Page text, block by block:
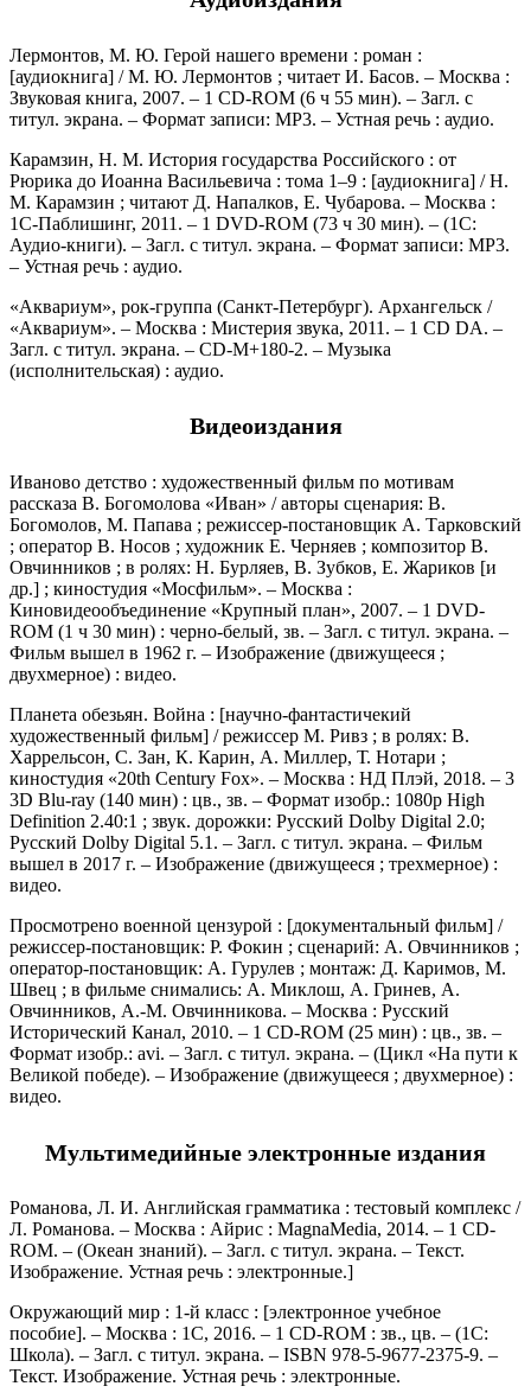
Лермонтов, М. Ю. Герой нашего времени : роман :
[аудиокнига] / М. Ю. Лермонтов ; читает И. Басов. – Москва :
Звуковая книга, 2007. – 1 CD-ROM (6 ч 55 мин). – Загл. с
титул. экрана. – Формат записи: MP3. – Устная речь : аудио.
Карамзин, Н. М. История государства Российского : от
Рюрика до Иоанна Васильевича : тома 1–9 : [аудиокнига] / Н.
М. Карамзин ; читают Д. Напалков, Е. Чубарова. – Москва :
1С-Паблишинг, 2011. – 1 DVD-ROM (73 ч 30 мин). – (1С:
Аудио-книги). – Загл. с титул. экрана. – Формат записи: MP3.
– Устная речь : аудио.
«Аквариум», рок-группа (Санкт-Петербург). Архангельск /
«Аквариум». – Москва : Мистерия звука, 2011. – 1 СD DA. –
Загл. с титул. экрана. – CD-M+180-2. – Музыка
(исполнительская) : аудио.
Видеоиздания
Иваново детство : художественный фильм по мотивам
рассказа В. Богомолова «Иван» / авторы сценария: В.
Богомолов, М. Папава ; режиссер-постановщик А. Тарковский
; оператор В. Носов ; художник Е. Черняев ; композитор В.
Овчинников ; в ролях: Н. Бурляев, В. Зубков, Е. Жариков [и
др.] ; киностудия «Мосфильм». – Москва :
Киновидеообъединение «Крупный план», 2007. – 1 DVD-
ROM (1 ч 30 мин) : черно-белый, зв. – Загл. с титул. экрана. –
Фильм вышел в 1962 г. – Изображение (движущееся ;
двухмерное) : видео.
Планета обезьян. Война : [научно-фантастичекий
художественный фильм] / режиссер М. Ривз ; в ролях: В.
Харрельсон, С. Зан, К. Карин, А. Миллер, Т. Нотари ;
киностудия «20th Century Fox». – Москва : НД Плэй, 2018. – 3
3D Blu-ray (140 мин) : цв., зв. – Формат изобр.: 1080p High
Definition 2.40:1 ; звук. дорожки: Русский Dolby Digital 2.0;
Русский Dolby Digital 5.1. – Загл. с титул. экрана. – Фильм
вышел в 2017 г. – Изображение (движущееся ; трехмерное) :
видео.
Просмотрено военной цензурой : [документальный фильм] /
режиссер-постановщик: Р. Фокин ; сценарий: А. Овчинников ;
оператор-постановщик: А. Гурулев ; монтаж: Д. Каримов, М.
Швец ; в фильме снимались: А. Миклош, А. Гринев, А.
Овчинников, А.-М. Овчинникова. – Москва : Русский
Исторический Канал, 2010. – 1 CD-ROM (25 мин) : цв., зв. –
Формат изобр.: avi. – Загл. с титул. экрана. – (Цикл «На пути к
Великой победе). – Изображение (движущееся ; двухмерное) :
видео.
Мультимедийные электронные издания
Романова, Л. И. Английская грамматика : тестовый комплекс /
Л. Романова. – Москва : Айрис : MagnaMedia, 2014. – 1 CD-
ROM. – (Океан знаний). – Загл. с титул. экрана. – Текст.
Изображение. Устная речь : электронные.]
Окружающий мир : 1-й класс : [электронное учебное
пособие]. – Москва : 1С, 2016. – 1 CD-ROM : зв., цв. – (1С:
Школа). – Загл. с титул. экрана. – ISBN 978-5-9677-2375-9. –
Текст. Изображение. Устная речь : электронные.